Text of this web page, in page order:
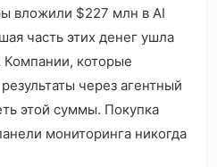
вложили $227 млн в AI
часть этих денег ушла
Компании, которые
через агентный
этой суммы. Покупка
мониторинга никогда